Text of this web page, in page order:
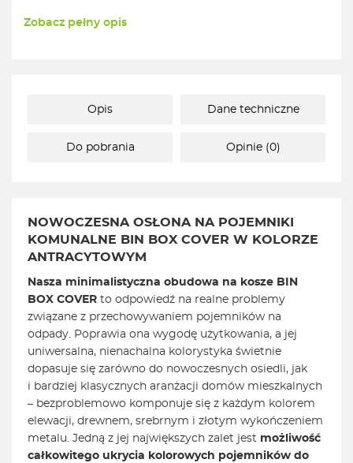
Zobacz pełny opis
Opis Dane techniczne
Do pobrania Opinie (0)
NOWOCZESNA OSŁONA NA POJEMNIKI
KOMUNALNE BIN BOX COVER W KOLORZE
ANTRACYTOWYM
Nasza minimalistyczna obudowa na kosze BIN
BOX COVER to odpowiedź na realne problemy
związane z przechowywaniem pojemników na
odpady. Poprawia ona wygodę użytkowania, a jej
uniwersalna, nienachalna kolorystyka świetnie
dopasuje się zarówno do nowoczesnych osiedli, jak
i bardziej klasycznych aranżacji domów mieszkalnych
– bezproblemowo komponuje się z każdym kolorem
elewacji, drewnem, srebrnym i złotym wykończeniem
metalu. Jedną z jej największych zalet jest możliwość
całkowitego ukrycia kolorowych pojemników do